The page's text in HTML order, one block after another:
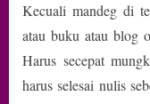
Kecuali mandeg di
atau buku atau blog
Harus secepat
harus selesai nulis